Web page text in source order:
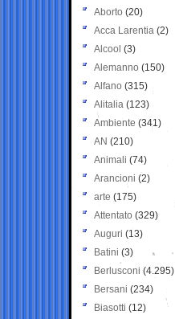
Aborto (20)
Acca Larentia (2)
Alcool (3)
Alemanno (150)
Alfano (315)
Alitalia (123)
Ambiente (341)
AN (210)
Animali (74)
Arancioni (2)
arte (175)
Attentato (329)
Auguri (13)
Batini (3)
Berlusconi (4.295)
Bersani (234)
Biasotti (12)